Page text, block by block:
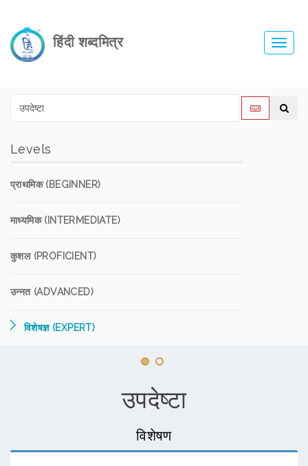
हिंदी शब्दमित्र
Levels
प्राथमिक (BEGINNER)
माध्यमिक (INTERMEDIATE)
कुशल (PROFICIENT)
उन्नत (ADVANCED)
विशेषज्ञ (EXPERT)
उपदेष्टा
विशेषण